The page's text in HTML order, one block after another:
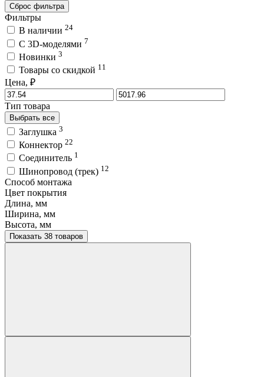
Сброс фильтра
Фильтры
В наличии 24
C 3D-моделями 7
Новинки 3
Товары со скидкой 11
Цена, ₽
Тип товара
Выбрать все
Заглушка 3
Коннектор 22
Соединитель 1
Шинопровод (трек) 12
Способ монтажа
Цвет покрытия
Длина, мм
Ширина, мм
Высота, мм
Показать 38 товаров